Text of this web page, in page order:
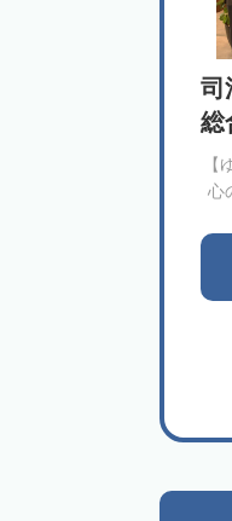
司
総
心